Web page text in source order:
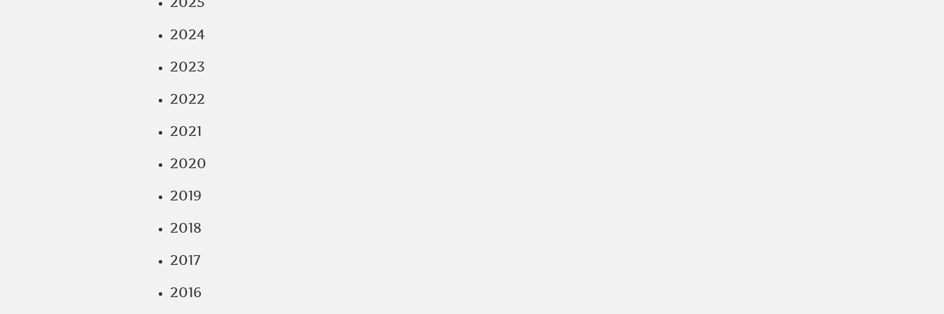
2024
2023
2022
2021
2020
2019
2018
2017
2016